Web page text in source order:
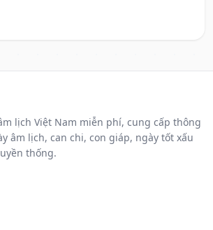
lịch Việt Nam miễn phí, cung cấp thông
âm lịch, can chi, con giáp, ngày tốt xấu
thống.